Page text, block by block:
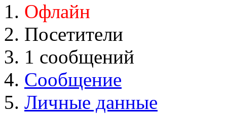
Офлайн
Посетители
1 сообщений
Сообщение
Личные данные